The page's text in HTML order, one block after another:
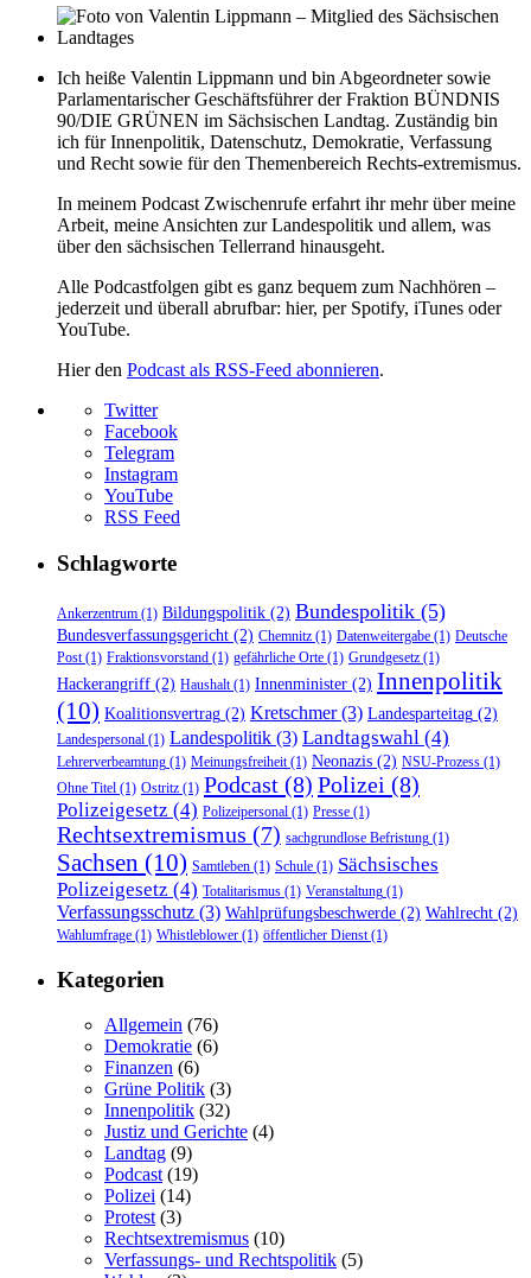
Ich heiße Valentin Lippmann und bin Abgeordneter sowie
Parlamentarischer Geschäftsführer der Fraktion BÜNDNIS
90/DIE GRÜNEN im Sächsischen Landtag. Zuständig bin
ich für Innenpolitik, Datenschutz, Demokratie, Verfassung
und Recht sowie für den Themenbereich Rechts-extremismus.
In meinem Podcast Zwischenrufe erfahrt ihr mehr über meine
Arbeit, meine Ansichten zur Landespolitik und allem, was
über den sächsischen Tellerrand hinausgeht.
Alle Podcastfolgen gibt es ganz bequem zum Nachhören –
jederzeit und überall abrufbar: hier, per Spotify, iTunes oder
YouTube.
Hier den Podcast als RSS-Feed abonnieren.
Twitter
Facebook
Telegram
Instagram
YouTube
RSS Feed
Schlagworte
Ankerzentrum (1) Bildungspolitik (2) Bundespolitik (5)
Bundesverfassungsgericht (2) Chemnitz (1) Datenweitergabe (1) Deutsche
Post(1) Fraktionsvorstand (1) gefährliche Orte (1) Grundgesetz (1)
Hackerangriff (2) Haushalt(1) Innenminister (2) Innenpolitik
(10) Koalitionsvertrag (2) Kretschmer(3) Landesparteitag (2)
Landespersonal (1) Landespolitik (3) Landtagswahl (4)
Lehrerverbeamtung (1) Meinungsfreiheit(1) Neonazis (2) NSU-Prozess (1)
Ohne Titel (1) Ostritz (1) Podcast (8) Polizei (8)
Polizeigesetz (4) Polizeipersonal (1) Presse (1)
Rechtsextremismus (7) sachgrundlose Befristung (1)
Sachsen (10) Samtleben (1) Schule (1) Sächsisches
Polizeigesetz (4) Totalitarismus (1) Veranstaltung (1)
Verfassungsschutz (3) Wahlprüfungsbeschwerde (2) Wahlrecht (2)
Wahlumfrage (1) Whistleblower (1) öffentlicher Dienst(1)
Kategorien
Allgemein (76)
Demokratie (6)
Finanzen (6)
Grüne Politik (3)
Innenpolitik (32)
Justiz und Gerichte (4)
Landtag (9)
Podcast (19)
Polizei (14)
Protest (3)
Rechtsextremismus (10)
Verfassungs- und Rechtspolitik (5)